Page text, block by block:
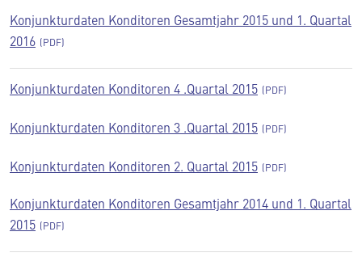
Konjunkturdaten Konditoren Gesamtjahr 2015 und 1. Quartal
2016
Konjunkturdaten Konditoren 4 .Quartal 2015
Konjunkturdaten Konditoren 3 .Quartal 2015
Konjunkturdaten Konditoren 2. Quartal 2015
Konjunkturdaten Konditoren Gesamtjahr 2014 und 1. Quartal
2015